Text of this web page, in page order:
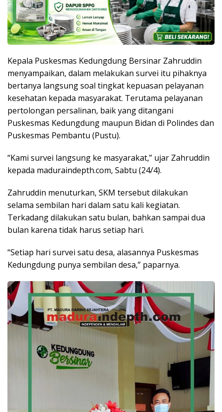
Kepala Puskesmas Kedungdung Bersinar Zahruddin
menyampaikan, dalam melakukan survei itu pihaknya
bertanya langsung soal tingkat kepuasan pelayanan
kesehatan kepada masyarakat. Terutama pelayanan
pertolongan persalinan, baik yang ditangani
Puskesmas Kedungdung maupun Bidan di Polindes dan
Puskesmas Pembantu (Pustu).
“Kami survei langsung ke masyarakat,” ujar Zahruddin
kepada maduraindepth.com, Sabtu (24/4).
Zahruddin menuturkan, SKM tersebut dilakukan
selama sembilan hari dalam satu kali kegiatan.
Terkadang dilakukan satu bulan, bahkan sampai dua
bulan karena tidak harus setiap hari.
“Setiap hari survei satu desa, alasannya Puskesmas
Kedungdung punya sembilan desa,” paparnya.